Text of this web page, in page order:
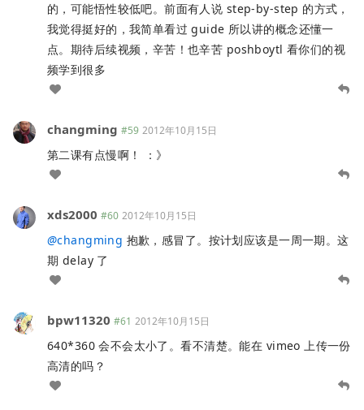
的，可能悟性较低吧。前面有人说 step-by-step 的方式，
我觉得挺好的，我简单看过 guide 所以讲的概念还懂一
点。期待后续视频，辛苦！也辛苦 poshboytl 看你们的视
频学到很多
changming #59 2012年10月15日
第二课有点慢啊！ ：》
xds2000 #60 2012年10月15日
@changming 抱歉，感冒了。按计划应该是一周一期。这
期 delay 了
bpw11320 #61 2012年10月15日
640*360 会不会太小了。看不清楚。能在 vimeo 上传一份
高清的吗？